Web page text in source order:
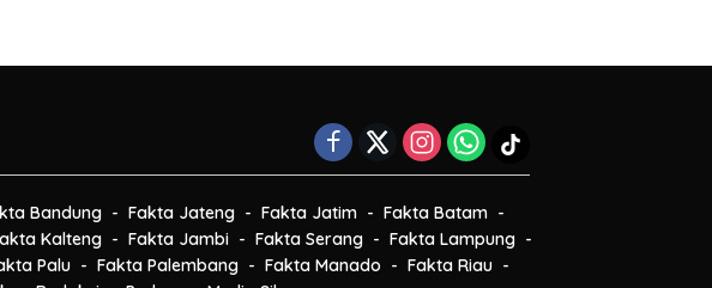
Bandung Fakta Jateng Fakta Jatim
Fakta Batam
Kalteng Fakta Jambi Fakta Serang
Fakta Lampung
Palu Fakta Palembang Fakta Manado
Fakta Riau